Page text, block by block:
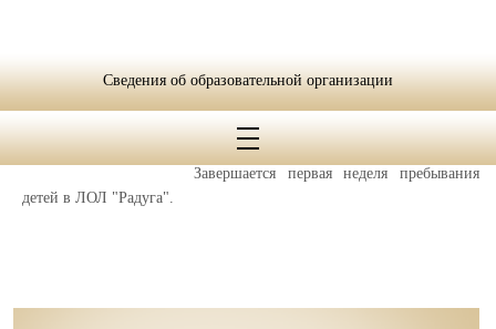
итоги первой недели
пришкольного лагеря
Завершается первая неделя пребывания
детей в ЛОЛ "Радуга".
Сведения об образовательной организации